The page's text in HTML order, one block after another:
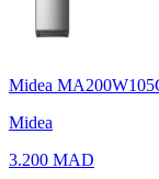
Midea
Midea
3.200 MAD